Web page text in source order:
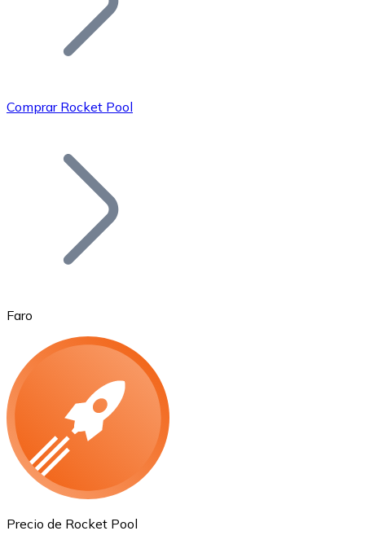
Bitcoin
Ethereum
Comprar Rocket Pool
Faro
Precio de Rocket Pool